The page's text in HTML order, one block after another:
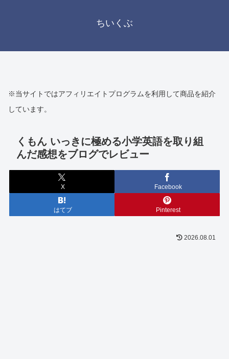
ちいくぶ
※当サイトではアフィリエイトプログラムを利用して商品を紹介
しています。
くもん いっきに極める小学英語を取り組
んだ感想をブログでレビュー
X Facebook
はてブ Pinterest
2026.08.01